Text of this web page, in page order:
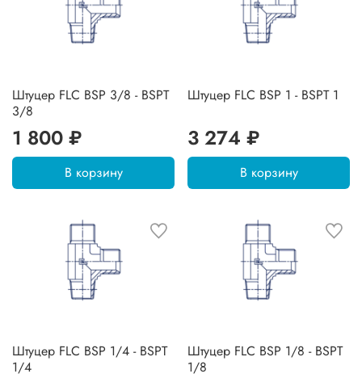
Штуцер FLC BSP 3/8 - BSPT
3/8
1 800 ₽
В корзину
Штуцер FLC BSP 1 - BSPT 1
3 274 ₽
В корзину
Штуцер FLC BSP 1/4 - BSPT
1/4
Штуцер FLC BSP 1/8 - BSPT
1/8